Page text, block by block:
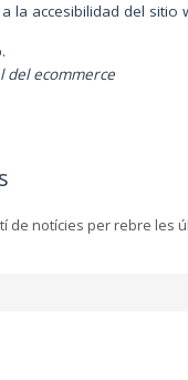
la accesibilidad del sitio
del ecommerce
de notícies per rebre les